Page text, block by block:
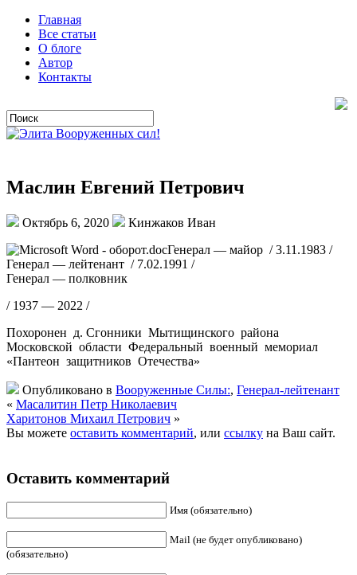
Главная
Все статьи
О блоге
Автор
Контакты
Маслин Евгений Петрович
Октябрь 6, 2020
Кинжаков Иван
Генерал — майор / 3.11.1983 /
Генерал — лейтенант / 7.02.1991 /
Генерал — полковник
/ 1937 — 2022 /
Похоронен д. Сгонники Мытищинского района
Московской области Федеральный военный мемориал
«Пантеон защитников Отечества»
Опубликовано в Вооруженные Силы:, Генерал-лейтенант
« Масалитин Петр Николаевич
Харитонов Михаил Петрович »
Вы можете оставить комментарий, или ссылку на Ваш сайт.
Оставить комментарий
Имя (обязательно)
Mail (не будет опубликовано)
(обязательно)